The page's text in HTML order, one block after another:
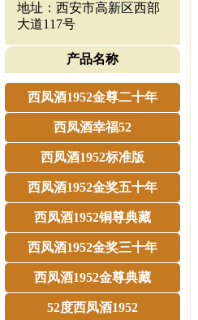
地址：西安市高新区西部
大道117号
产品名称
西凤酒1952金尊二十年
西凤酒幸福52
西凤酒1952标准版
西凤酒1952金奖五十年
西凤酒1952铜尊典藏
西凤酒1952金奖三十年
西凤酒1952金尊典藏
52度西凤酒1952